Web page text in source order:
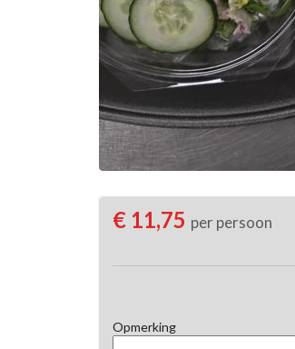
€ 11,75 per persoon
Opmerking